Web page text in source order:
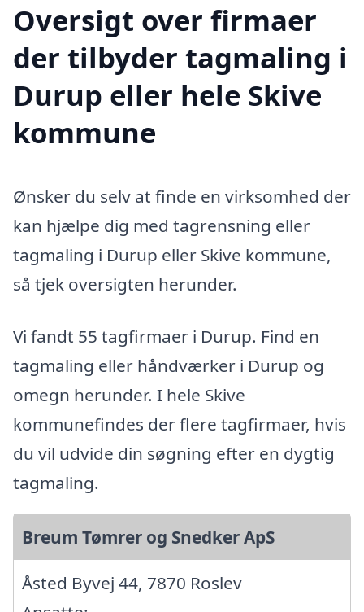
Oversigt over firmaer
der tilbyder tagmaling i
Durup eller hele Skive
kommune
Ønsker du selv at finde en virksomhed der
kan hjælpe dig med tagrensning eller
tagmaling i Durup eller Skive kommune,
så tjek oversigten herunder.
Vi fandt 55 tagfirmaer i Durup. Find en
tagmaling eller håndværker i Durup og
omegn herunder. I hele Skive
kommunefindes der flere tagfirmaer, hvis
du vil udvide din søgning efter en dygtig
tagmaling.
Breum Tømrer og Snedker ApS
Åsted Byvej 44, 7870 Roslev